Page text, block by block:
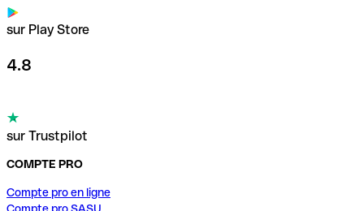
sur Play Store
4.8
sur Trustpilot
COMPTE PRO
Compte pro en ligne